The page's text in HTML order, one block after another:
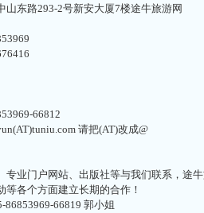
山东路293-2号新安大厦7楼途牛旅游网
66812
请把(AT)改成@
专业门户网站、出版社等与我们联系，途
等各个方面建立长期的合作！
86853969-66819 郭小姐